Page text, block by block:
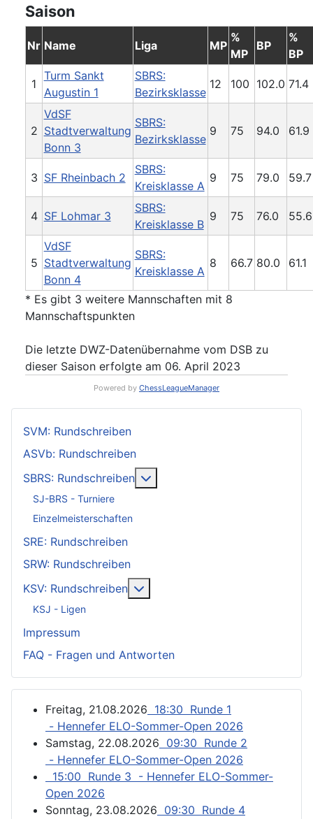
Saison
Nr Name Liga MP
%
MP
BP
%
BP
1
Turm Sankt
Augustin 1
SBRS:
Bezirksklasse
12 100 102.0 71.4
2
VdSF
Stadtverwaltung
Bonn 3
SBRS:
Bezirksklasse
9 75 94.0 61.9
3 SF Rheinbach 2
SBRS:
Kreisklasse A
9 75 79.0 59.7
4 SF Lohmar 3
SBRS:
Kreisklasse B
9 75 76.0 55.6
5
VdSF
Stadtverwaltung
Bonn 4
SBRS:
Kreisklasse A
8 66.7 80.0 61.1
* Es gibt 3 weitere Mannschaften mit 8
Mannschaftspunkten
Die letzte DWZ-Datenübernahme vom DSB zu
dieser Saison erfolgte am 06. April 2023
Powered by ChessLeagueManager
SVM: Rundschreiben
ASVb: Rundschreiben
SBRS: Rundschreiben
SJ-BRS - Turniere
Einzelmeisterschaften
SRE: Rundschreiben
SRW: Rundschreiben
KSV: Rundschreiben
KSJ - Ligen
Impressum
FAQ - Fragen und Antworten
Freitag, 21.08.2026 18:30 Runde 1
- Hennefer ELO-Sommer-Open 2026
Samstag, 22.08.2026 09:30 Runde 2
- Hennefer ELO-Sommer-Open 2026
15:00 Runde 3 - Hennefer ELO-Sommer-
Open 2026
Sonntag, 23.08.2026 09:30 Runde 4